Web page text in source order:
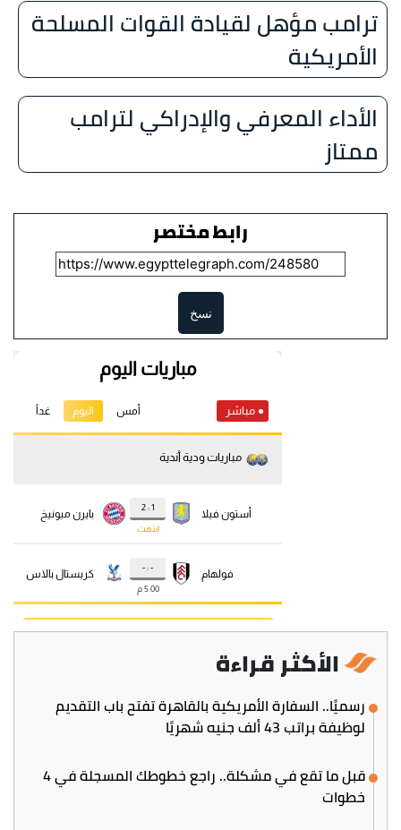
ترامب مؤهل لقيادة القوات المسلحة
الأمريكية
الأداء المعرفي والإدراكي لترامب
ممتاز
رابط مختصر
نسخ
الأكثر قراءة
رسميًا.. السفارة الأمريكية بالقاهرة تفتح باب التقديم
لوظيفة براتب 43 ألف جنيه شهريًا
قبل ما تقع في مشكلة.. راجع خطوطك المسجلة في 4
خطوات